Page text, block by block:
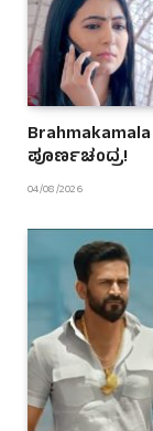
Brahmakamala
ಪೂರ್ಣಚಂದ್ರ!
04/08/2026